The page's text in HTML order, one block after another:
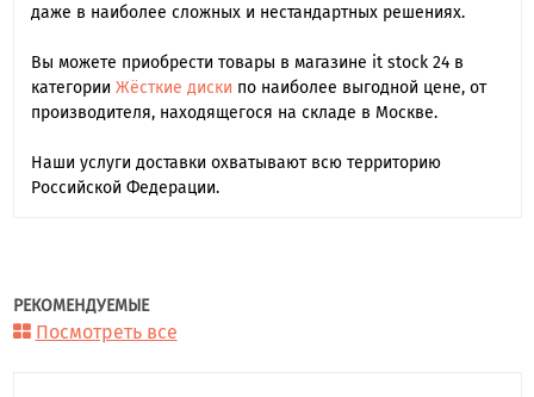
даже в наиболее сложных и нестандартных решениях.
Вы можете приобрести товары в магазине it stock 24 в
категории Жёсткие диски по наиболее выгодной цене, от
производителя, находящегося на складе в Москве.
Наши услуги доставки охватывают всю территорию
Российской Федерации.
РЕКОМЕНДУЕМЫЕ
Посмотреть все